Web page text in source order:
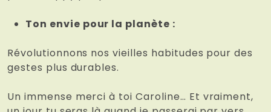
Ton envie pour la planète :
Révolutionnons nos vieilles habitudes pour des
gestes plus durables.
Un immense merci à toi Caroline… Et vraiment,